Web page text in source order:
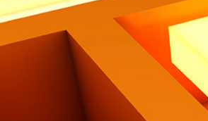
Clienti
Heritage
Lavora con noi